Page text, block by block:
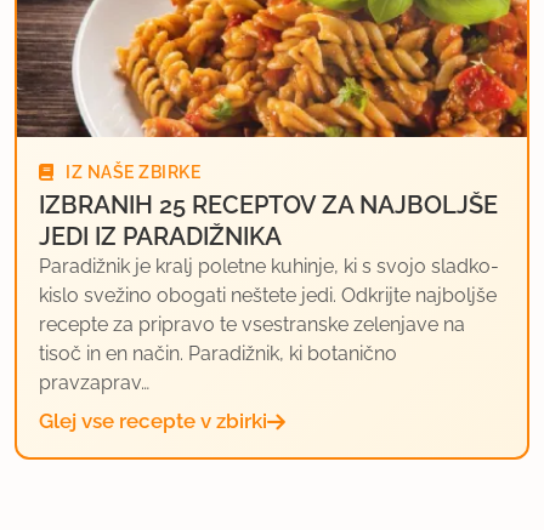
IZ NAŠE ZBIRKE
IZBRANIH 25 RECEPTOV ZA NAJBOLJŠE
JEDI IZ PARADIŽNIKA
Paradižnik je kralj poletne kuhinje, ki s svojo sladko-
kislo svežino obogati neštete jedi. Odkrijte najboljše
recepte za pripravo te vsestranske zelenjave na
tisoč in en način. Paradižnik, ki botanično
pravzaprav…
Glej vse recepte v zbirki